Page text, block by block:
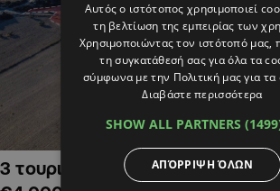
3 τουριστικά χωράφια στην
Αυτός ο ιστότοπος χρησιμοποιεί
τη βελτίωση της εμπειρίας των
Χρησιμοποιώντας τον ιστότοπό μας,
τη συγκατάθεσή σας για όλα τα
σύμφωνα με την Πολιτική μας για
Διαβάστε περισσότερα
SHOW ALL PARTNERS
ΑΠΌΡΡΙΨΗ ΌΛΩΝ